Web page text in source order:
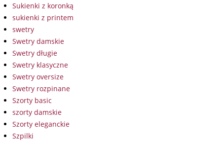
Sukienki z koronką
sukienki z printem
swetry
Swetry damskie
Swetry długie
Swetry klasyczne
Swetry oversize
Swetry rozpinane
Szorty basic
szorty damskie
Szorty eleganckie
Szpilki